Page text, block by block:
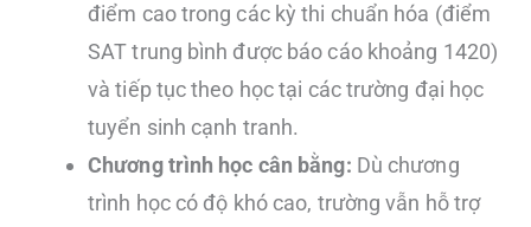
điểm cao trong các kỳ thi chuẩn hóa (điểm
SAT trung bình được báo cáo khoảng 1420)
và tiếp tục theo học tại các trường đại học
tuyển sinh cạnh tranh.
Chương trình học cân bằng: Dù chương
trình học có độ khó cao, trường vẫn hỗ trợ